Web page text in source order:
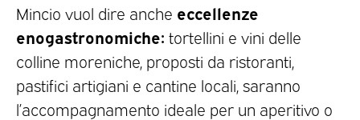
Mincio vuol dire anche eccellenze
enogastronomiche: tortellini e vini delle
colline moreniche, proposti da ristoranti,
pastifici artigiani e cantine locali, saranno
l’accompagnamento ideale per un aperitivo o